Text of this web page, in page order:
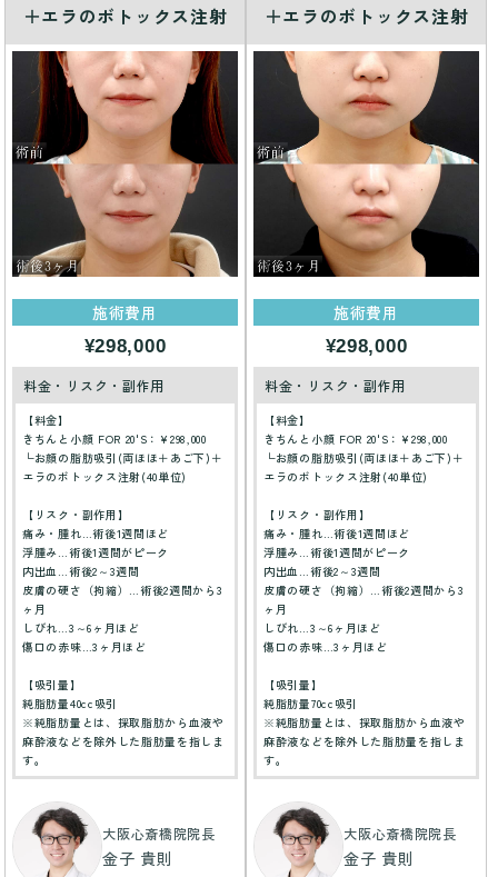
＋エラのボトックス注射
施術費用
¥298,000
料金・リスク・副作用
【料金】
きちんと小顔 FOR 20'S：¥298,000
└お顔の脂肪吸引(両ほほ＋あご下)＋
エラのボトックス注射(40単位)
【リスク・副作用】
痛み・腫れ…術後1週間ほど
浮腫み…術後1週間がピーク
内出血…術後2～3週間
皮膚の硬さ（拘縮）…術後2週間から3
ヶ月
しびれ…3～6ヶ月ほど
傷口の赤味…3ヶ月ほど
【吸引量】
純脂肪量40cc吸引
※純脂肪量とは、採取脂肪から血液や
麻酔液などを除外した脂肪量を指しま
す。
大阪心斎橋院院長
金子 貴則
＋エラのボトックス注射
施術費用
¥298,000
料金・リスク・副作用
【料金】
きちんと小顔 FOR 20'S：¥298,000
└お顔の脂肪吸引(両ほほ＋あご下)＋
エラのボトックス注射(40単位)
【リスク・副作用】
痛み・腫れ…術後1週間ほど
浮腫み…術後1週間がピーク
内出血…術後2～3週間
皮膚の硬さ（拘縮）…術後2週間から3
ヶ月
しびれ…3～6ヶ月ほど
傷口の赤味…3ヶ月ほど
【吸引量】
純脂肪量70cc吸引
※純脂肪量とは、採取脂肪から血液や
麻酔液などを除外した脂肪量を指しま
す。
大阪心斎橋院院長
金子 貴則